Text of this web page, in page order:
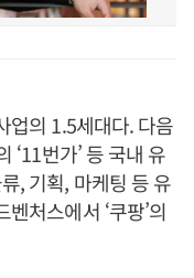
업의 1.5세대다. 다음
‘11번가’ 등 국내 유
, 기획, 마케팅 등 유
처스에서 ‘쿠팡’의